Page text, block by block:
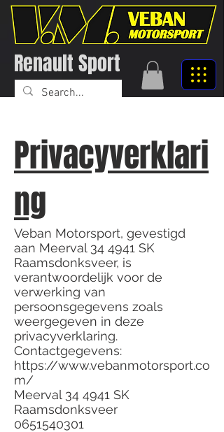
Renault Sport
Privacyverklari
ng
Veban Motorsport, gevestigd
aan Meerval 34 4941 SK
Raamsdonksveer, is
verantwoordelijk voor de
verwerking van
persoonsgegevens zoals
weergegeven in deze
privacyverklaring.
Contactgegevens:
https://www.vebanmotorsport.co
m/
Meerval 34 4941 SK
Raamsdonksveer
0651540301